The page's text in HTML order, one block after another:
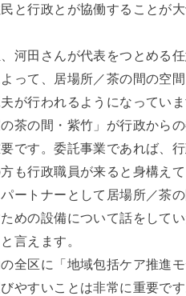
と行政とが協働することが
河田さんが代表をつとめる
って、居場所／茶の間の空
が行われるようになっていま
茶の間・紫竹」が行政から
です。委託事業であれば、
も行政職員が来ると身構え
ートナーとして居場所／茶
めの設備について話をして
言えます。
全区に「地域包括ケア推進
やすいことは非常に重要です